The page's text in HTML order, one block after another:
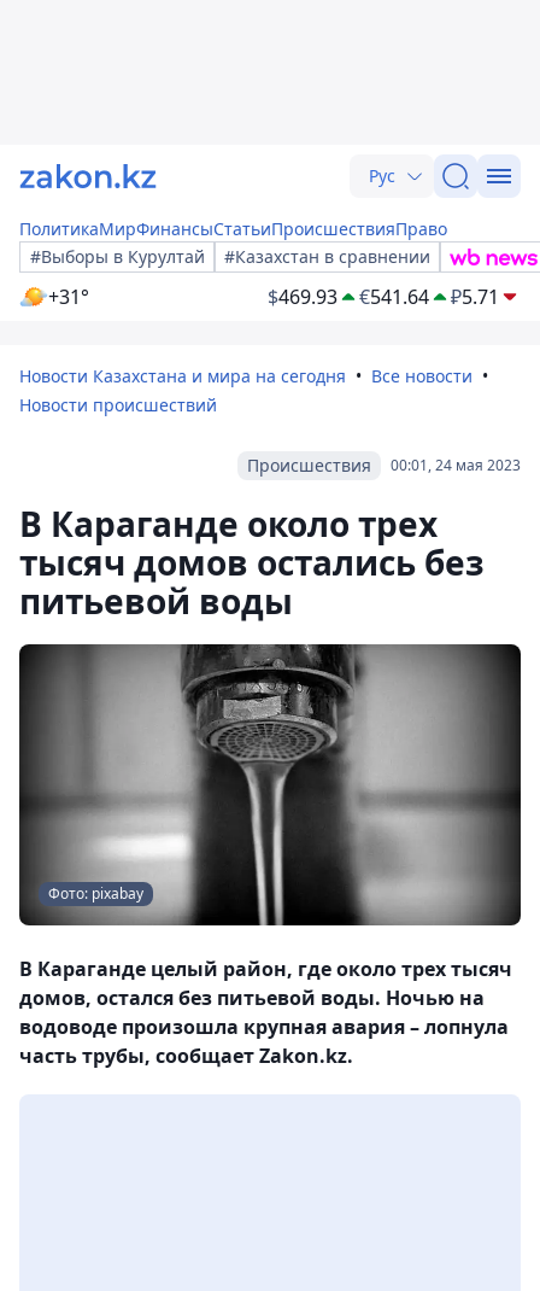
Рус
ПолитикаМирФинансыСтатьиПроисшествияПраво
#Выборы в Курултай
#Казахстан в сравнении
+31° $469.93 €541.64 ₽5.71
Новости Казахстана и мира на сегодня
Все новости
Новости происшествий
00:01, 24 мая 2023
Происшествия
В Караганде около трех
тысяч домов остались без
питьевой воды
Фото: pixabay
В Караганде целый район, где около трех тысяч
домов, остался без питьевой воды. Ночью на
водоводе произошла крупная авария – лопнула
часть трубы, сообщает Zakon.kz.